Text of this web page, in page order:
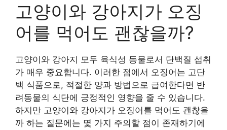
고양이와 강아지가 오징
어를 먹어도 괜찮을까?
고양이와 강아지 모두 육식성 동물로서 단백질 섭취
가 매우 중요합니다. 이러한 점에서 오징어는 고단
백 식품으로, 적절한 양과 방법으로 급여한다면 반
려동물의 식단에 긍정적인 영향을 줄 수 있습니다.
하지만 고양이와 강아지가 오징어를 먹어도 괜찮을
까 하는 질문에는 몇 가지 주의할 점이 존재하기에